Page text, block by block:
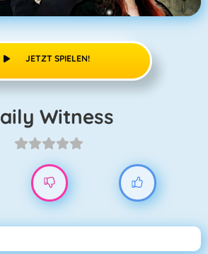
JETZT SPIELEN!
Daily Witness